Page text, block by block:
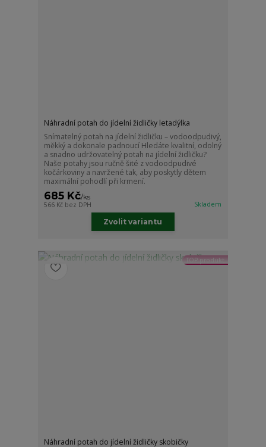
Náhradní potah do jídelní židličky letadýlka
Snímatelný potah na jídelní židličku – vodoodpudivý,
měkký a dokonale padnoucí Hledáte kvalitní, odolný
a snadno udržovatelný potah na jídelní židličku?
Naše potahy jsou ručně šité z vodoodpudivé
kočárkoviny a navržené tak, aby poskytly dětem
maximální pohodlí při krmení.
685 Kč/ks
566 Kč bez DPH Skladem
Zvolit variantu
TOP produkt
Náhradní potah do jídelní židličky skobičky